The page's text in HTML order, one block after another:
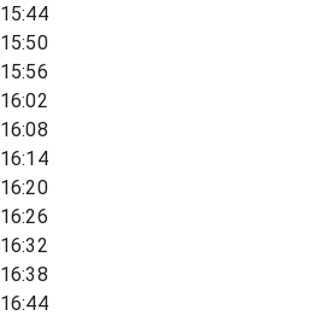
15:44
15:50
15:56
16:02
16:08
16:14
16:20
16:26
16:32
16:38
16:44